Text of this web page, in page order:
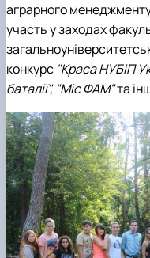
аграрного
участь у заходах
конкурс "Краса НУБіП
баталії", "Міс ФАМ"та